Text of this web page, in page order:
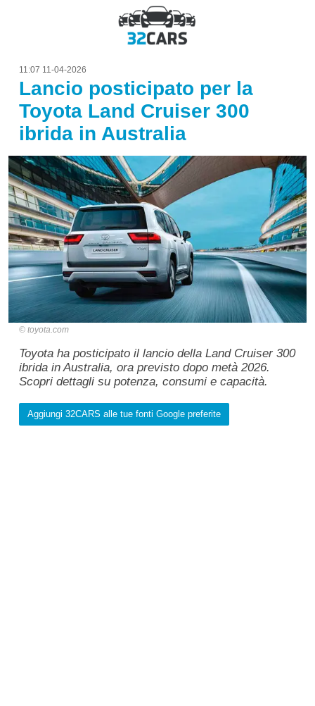
11:07 11-04-2026
Lancio posticipato per la
Toyota Land Cruiser 300
ibrida in Australia
toyota.com
Toyota ha posticipato il lancio della Land Cruiser 300
ibrida in Australia, ora previsto dopo metà 2026.
Scopri dettagli su potenza, consumi e capacità.
Aggiungi 32CARS alle tue fonti Google preferite